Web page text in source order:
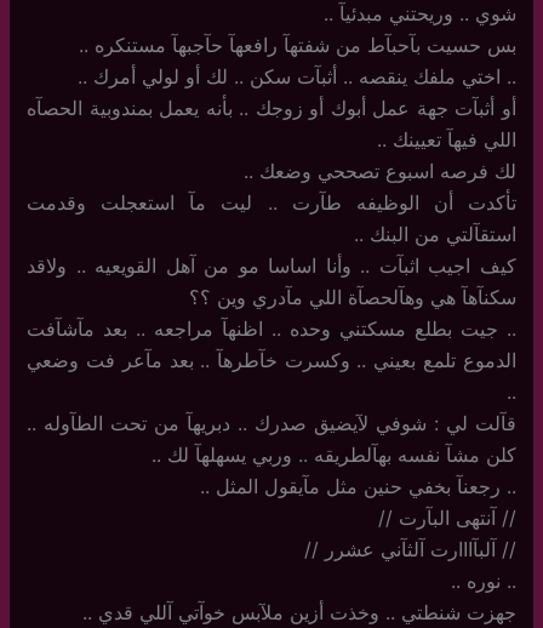
شوي .. وريحتني مبدئيآ ..
بس حسيت بآحبآط من شفتهآ رافعهآ حآجبهآ مستنكره ..
..‏ اختي ملفك ينقصه .. أثبآت سكن .. لك أو لولي أمرك ..
أو أثبآت جهة عمل أبوك أو زوجك .. بأنه يعمل بمندوبية الحصآه
اللي فيهآ تعيينك ..
لك فرصه اسبوع تصححي وضعك ..
تأكدت أن الوظيفه طآرت .. ليت مآ استعجلت وقدمت
استقآلتي من البنك ..
كيف اجيب اثبآت .. وأنا اساسا مو من آهل القويعيه .. ولاقد
سكنآهآ هي وهآلحصآة اللي مآدري وين ؟؟
..‏ جيت بطلع مسكتني وحده .. اظنهآ مراجعه .. بعد مآشآفت
الدموع تلمع بعيني .. وكسرت خآطرهآ .. بعد مآعر فت وضعي
..
قآلت لي : شوفي لآيضيق صدرك .. دبريهآ من تحت الطآوله ..
كلن مشآ نفسه بهآلطريقه .. وربي يسهلهآ لك ..
..‏ رجعنآ بخفي حنين مثل مآيقول المثل ..
//‏ آنتهى البآرت //
//‏ آلبآااارت آلثآني عشرر //
..‏ نوره ..
جهزت شنطتي .. وخذت أزين ملآبس خوآتي آللي قدي ..